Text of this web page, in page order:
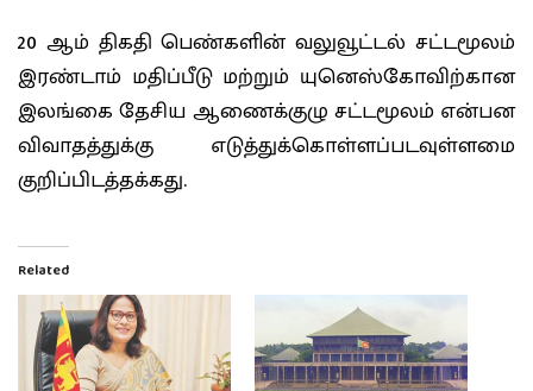
20 ஆம் திகதி பெண்களின் வலுவூட்டல் சட்டமூலம்
இரண்டாம் மதிப்பீடு மற்றும் யுனெஸ்கோவிற்கான
இலங்கை தேசிய ஆணைக்குழு சட்டமூலம் என்பன
விவாதத்துக்கு எடுத்துக்கொள்ளப்படவுள்ளமை
குறிப்பிடத்தக்கது.
Related